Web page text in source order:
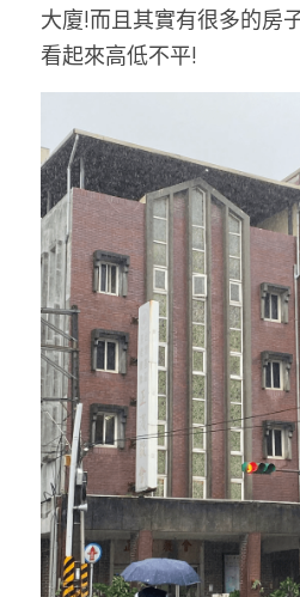
大廈!而且其實有很多的房
看起來高低不平!